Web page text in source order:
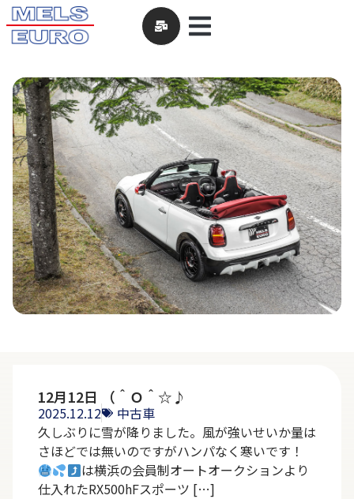
12月12日 （＾Ｏ＾☆♪
2025.12.12
中古車
久しぶりに雪が降りました。風が強いせいか量は
さほどでは無いのですがハンパなく寒いです！
は横浜の会員制オートオークションより
仕入れたRX500hFスポーツ […]